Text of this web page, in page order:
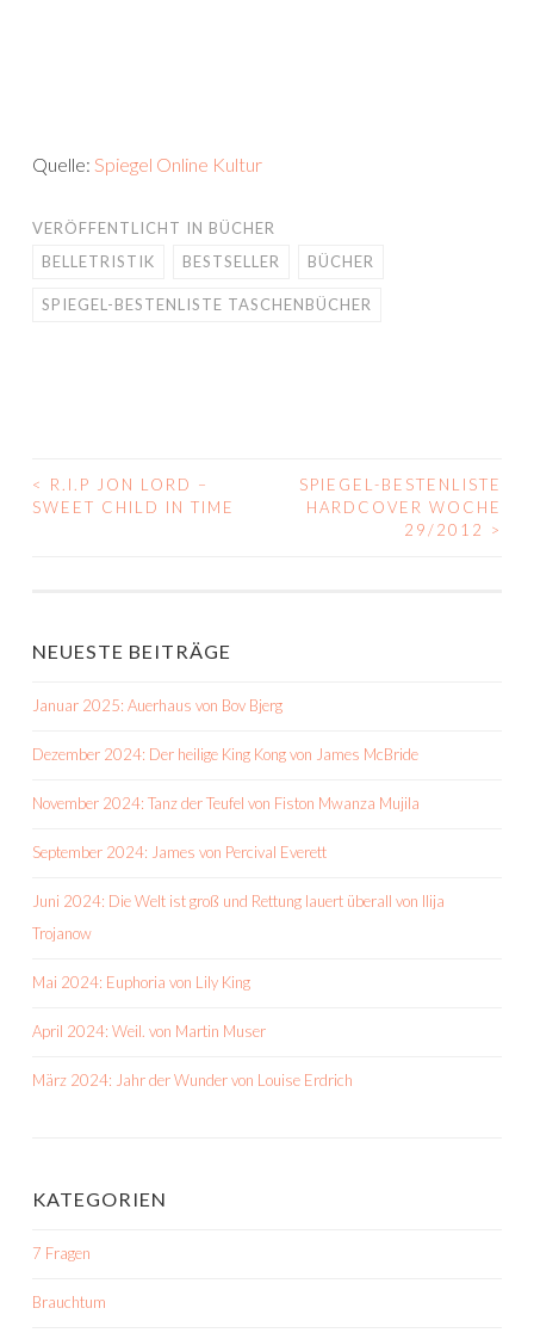
Quelle: Spiegel Online Kultur
VERÖFFENTLICHT IN BÜCHER
BELLETRISTIK
BESTSELLER BÜCHER
SPIEGEL-BESTENLISTE TASCHENBÜCHER
BEITRAGS-
<
R.I.P JON LORD –
SWEET CHILD IN TIME
SPIEGEL-BESTENLISTE
HARDCOVER WOCHE
29/2012
>
NEUESTE BEITRÄGE
Januar 2025: Auerhaus von Bov Bjerg
Dezember 2024: Der heilige King Kong von James McBride
November 2024: Tanz der Teufel von Fiston Mwanza Mujila
September 2024: James von Percival Everett
Juni 2024: Die Welt ist groß und Rettung lauert überall von Ilija
Trojanow
Mai 2024: Euphoria von Lily King
April 2024: Weil. von Martin Muser
März 2024: Jahr der Wunder von Louise Erdrich
KATEGORIEN
7 Fragen
Brauchtum